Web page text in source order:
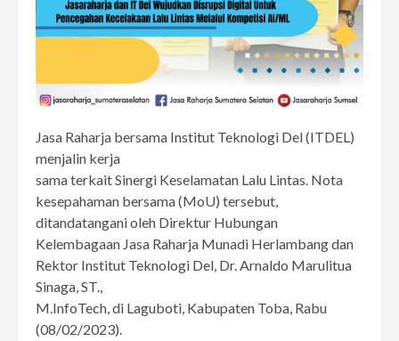
Jasa Raharja bersama Institut Teknologi Del (ITDEL)
menjalin kerja
sama terkait Sinergi Keselamatan Lalu Lintas. Nota
kesepahaman bersama (MoU) tersebut,
ditandatangani oleh Direktur Hubungan
Kelembagaan Jasa Raharja Munadi Herlambang dan
Rektor Institut Teknologi Del, Dr. Arnaldo Marulitua
Sinaga, ST.,
M.InfoTech, di Laguboti, Kabupaten Toba, Rabu
(08/02/2023).